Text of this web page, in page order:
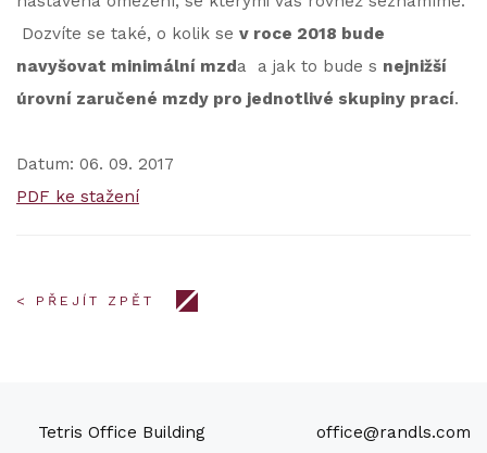
Dozvíte se také, o kolik se v roce 2018 bude
navyšovat minimální mzda a jak to bude s nejnižší
úrovní zaručené mzdy pro jednotlivé skupiny prací.
Datum: 06. 09. 2017
PDF ke stažení
< PŘEJÍT ZPĚT
Tetris Office Building office@randls.com